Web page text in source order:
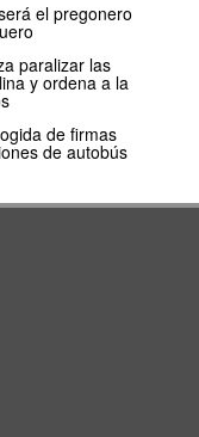
el pregonero
paralizar las
y ordena a la
de firmas
de autobús